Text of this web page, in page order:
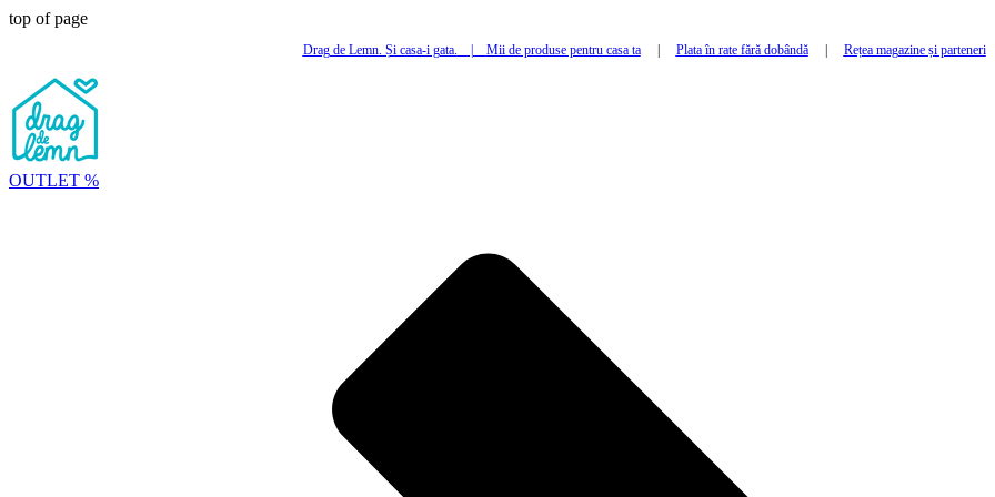
top of page
Drag de Lemn. Și casa-i gata. Mii de produse pentru casa ta| Plata în rate fără dobândă| Rețea magazine și parteneri
OUTLET %